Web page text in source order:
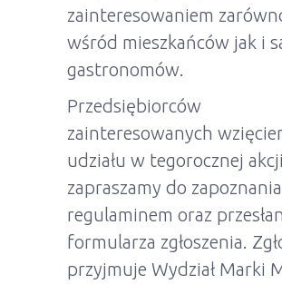
zainteresowaniem
wśród mieszkańców jak i
gastronomów.
Przedsiębiorców
zainteresowanych
udziału w tegorocznej
zapraszamy do
regulaminem oraz
formularza zgłoszenia.
przyjmuje Wydział Marki